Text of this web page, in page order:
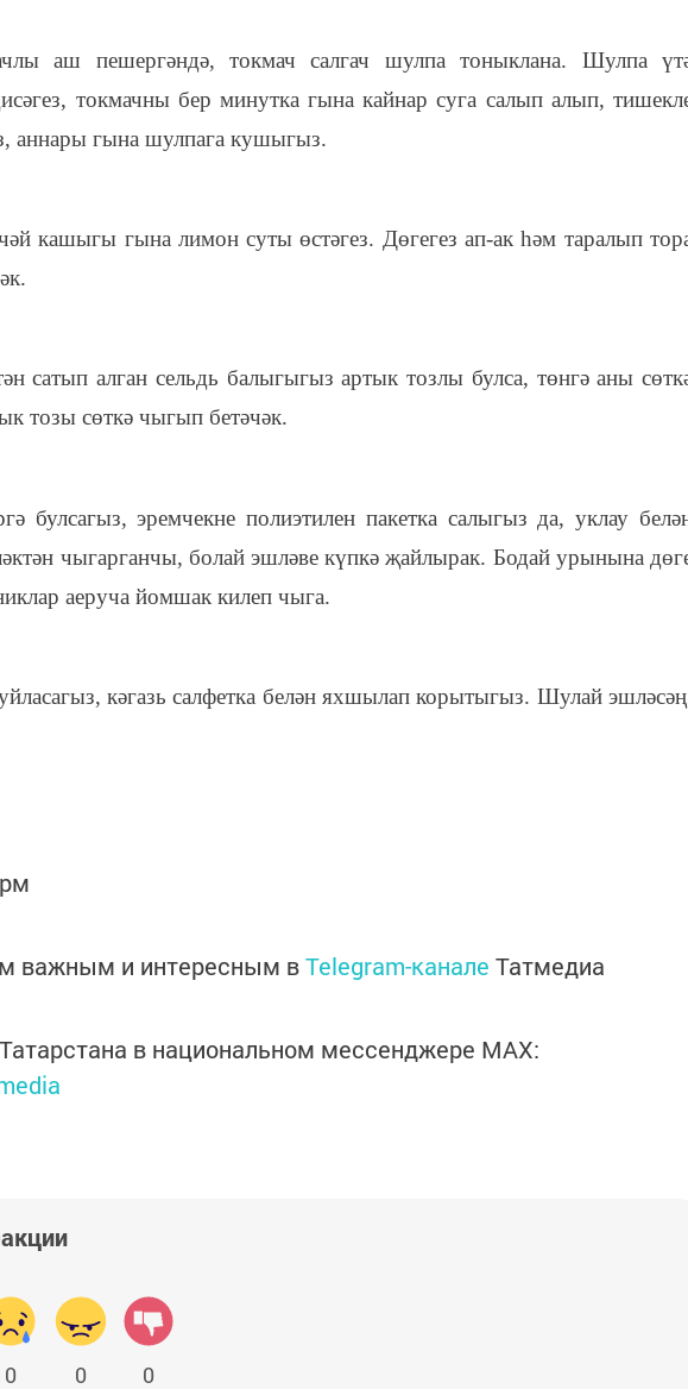
аш пешергәндә, токмач салгач шулпа тоныклана. Шулпа
токмачны бер минутка гына кайнар суга салып алып,
аннары гына шулпага кушыгыз.
кашыгы гына лимон суты өстәгез. Дөгегез ап-ак һәм таралып
сатып алган сельдь балыгыгыз артык тозлы булса, төнгә аны
тозы сөткә чыгып бетәчәк.
булсагыз, эремчекне полиэтилен пакетка салыгыз да, уклау
чыгарганчы, болай эшләве күпкә җайлырак. Бодай урынына
аеруча йомшак килеп чыга.
кәгазь салфетка белән яхшылап корытыгыз. Шулай
важным и интересным вTelegram-канале Татмедиа
в национальном мессенджере MАХ:
0 0 0